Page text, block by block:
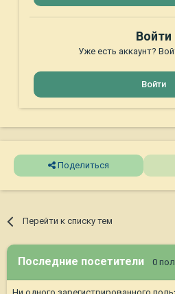
Войти
Уже есть аккаунт?
Войти
Поделиться
Перейти к списку тем
Последние посетители 0